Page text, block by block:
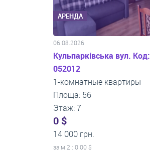
АРЕНДА
06.08.2026
Кульпарківська вул. Код:
052012
1-комнатные квартиры
Площа: 56
Этаж: 7
0 $
14 000 грн.
за м 2 : 0.00 $